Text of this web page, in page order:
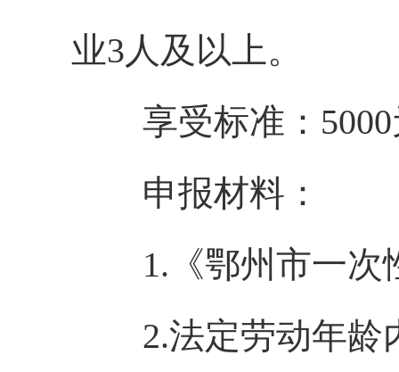
业3人及以上。
享受标准：5000
申报材料：
1.《鄂州市一次
2.法定劳动年龄